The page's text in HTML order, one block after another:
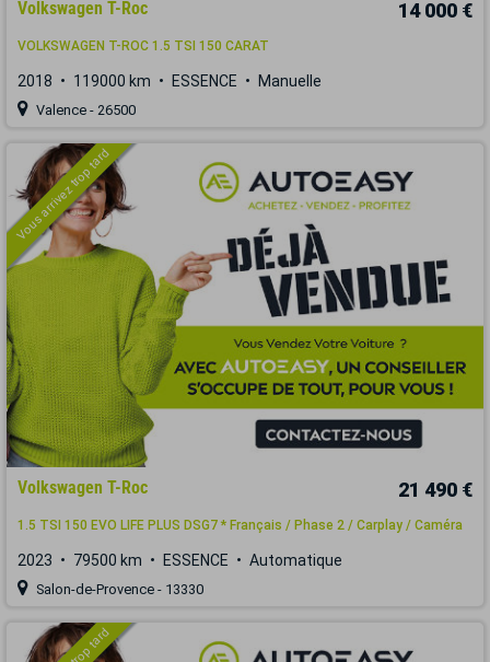
Volkswagen T-Roc 14 000 €
VOLKSWAGEN T-ROC 1.5 TSI 150 CARAT
2018 119000 km ESSENCE Manuelle
Valence - 26500
Vous arrivez trop tard
Volkswagen T-Roc 21 490 €
1.5 TSI 150 EVO LIFE PLUS DSG7 * Français / Phase 2 / Carplay / Caméra
2023 79500 km ESSENCE Automatique
Salon-de-Provence - 13330